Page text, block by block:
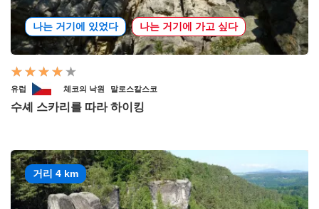
나는 거기에 있었다 나는 거기에 가고 싶다
유럽 체코의 낙원 말로스칼스코
수셰 스카리를 따라 하이킹
거리 4 km